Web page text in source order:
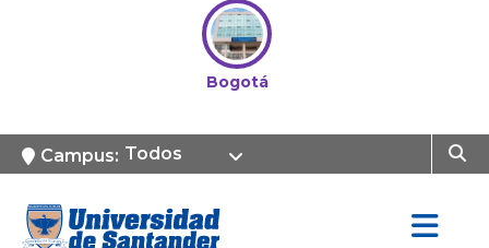
Bogotá
Campus: Todos